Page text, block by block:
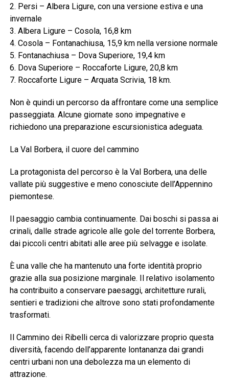
2. Persi – Albera Ligure, con una versione estiva e una
invernale
3. Albera Ligure – Cosola, 16,8 km
4. Cosola – Fontanachiusa, 15,9 km nella versione normale
5. Fontanachiusa – Dova Superiore, 19,4 km
6. Dova Superiore – Roccaforte Ligure, 20,8 km
7. Roccaforte Ligure – Arquata Scrivia, 18 km.
Non è quindi un percorso da affrontare come una semplice
passeggiata. Alcune giornate sono impegnative e
richiedono una preparazione escursionistica adeguata.
La Val Borbera, il cuore del cammino
La protagonista del percorso è la Val Borbera, una delle
vallate più suggestive e meno conosciute dell’Appennino
piemontese.
Il paesaggio cambia continuamente. Dai boschi si passa ai
crinali, dalle strade agricole alle gole del torrente Borbera,
dai piccoli centri abitati alle aree più selvagge e isolate.
È una valle che ha mantenuto una forte identità proprio
grazie alla sua posizione marginale. Il relativo isolamento
ha contribuito a conservare paesaggi, architetture rurali,
sentieri e tradizioni che altrove sono stati profondamente
trasformati.
Il Cammino dei Ribelli cerca di valorizzare proprio questa
diversità, facendo dell’apparente lontananza dai grandi
centri urbani non una debolezza ma un elemento di
attrazione.